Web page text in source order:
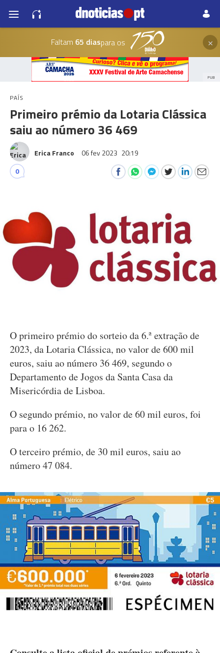
Faltam 65 diaspara os ×
PUB
PAÍS
Primeiro prémio da Lotaria Clássica
saiu ao número 36 469
Erica Franco 06 fev 2023 20:19
0
O primeiro prémio do sorteio da 6.ª extração de
2023, da Lotaria Clássica, no valor de 600 mil
euros, saiu ao número 36 469, segundo o
Departamento de Jogos da Santa Casa da
Misericórdia de Lisboa.
O segundo prémio, no valor de 60 mil euros, foi
para o 16 262.
O terceiro prémio, de 30 mil euros, saiu ao
número 47 084.